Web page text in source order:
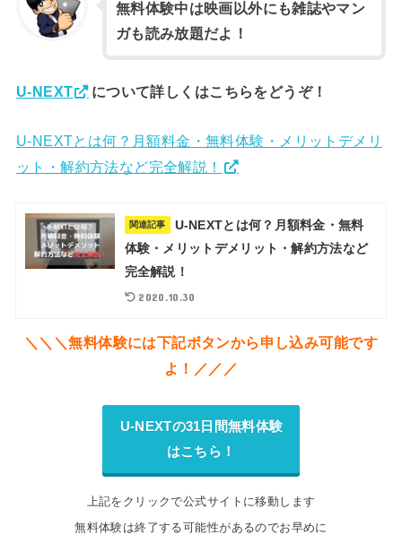
無料体験中は映画以外にも雑誌やマン
ガも読み放題だよ！
U-NEXT について詳しくはこちらをどうぞ！
U-NEXTとは何？月額料金・無料体験・メリットデメリ
ット・解約方法など完全解説！
関連記事
U-NEXTとは何？月額料金・無料
体験・メリットデメリット・解約方法など
完全解説！
2020.10.30
＼＼＼無料体験には下記ボタンから申し込み可能です
よ！／／／
U-NEXTの31日間無料体験
はこちら！
上記をクリックで公式サイトに移動します
無料体験は終了する可能性があるのでお早めに